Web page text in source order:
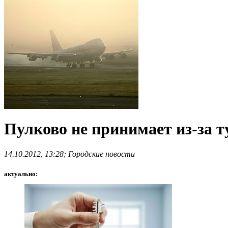
Пулково не принимает из-за
14.10.2012, 13:28; Городские новости
актуально: